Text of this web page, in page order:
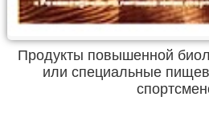
Продукты повышенной
или специальные